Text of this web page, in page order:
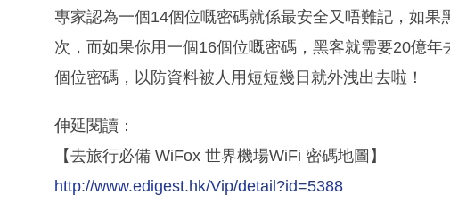
專家認為一個14個位嘅密碼就係最安全又唔難記，如
次，而如果你用一個16個位嘅密碼，黑客就需要20億
個位密碼，以防資料被人用短短幾日就外洩出去啦！
伸延閱讀：
【去旅行必備 WiFox 世界機場WiFi 密碼地圖】
http://www.edigest.hk/Vip/detail?id=5388